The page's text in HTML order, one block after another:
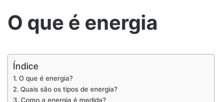
O que é energia
Índice
O que é energia?
Quais são os tipos de energia?
Como a energia é medida?